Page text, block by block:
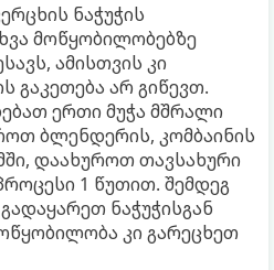
ნაჭუჭის
მოწყობილობებზე
ამისთვის კი
გაკეთება არ გიწევთ.
ერთი მუჭა მშრალი
ბლენდერის, კომბაინის
დაახუროთ თავსახური
1 წუთით. შემდეგ
ნაჭუჭისგან
კი გარეცხეთ